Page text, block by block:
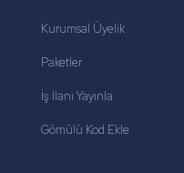
Kurumsal Üyelik
Paketler
İş İlanı Yayınla
Gömülü Kod Ekle